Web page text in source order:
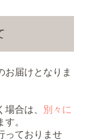
お届けとなりま
合は、 別々に
。
っておりませ